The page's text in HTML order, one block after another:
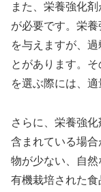
また、栄養強化
が必要です。栄
を与えますが、
とがあります。
を選ぶ際には、
さらに、栄養強
含まれている場
物が少ない、自然
有機栽培された